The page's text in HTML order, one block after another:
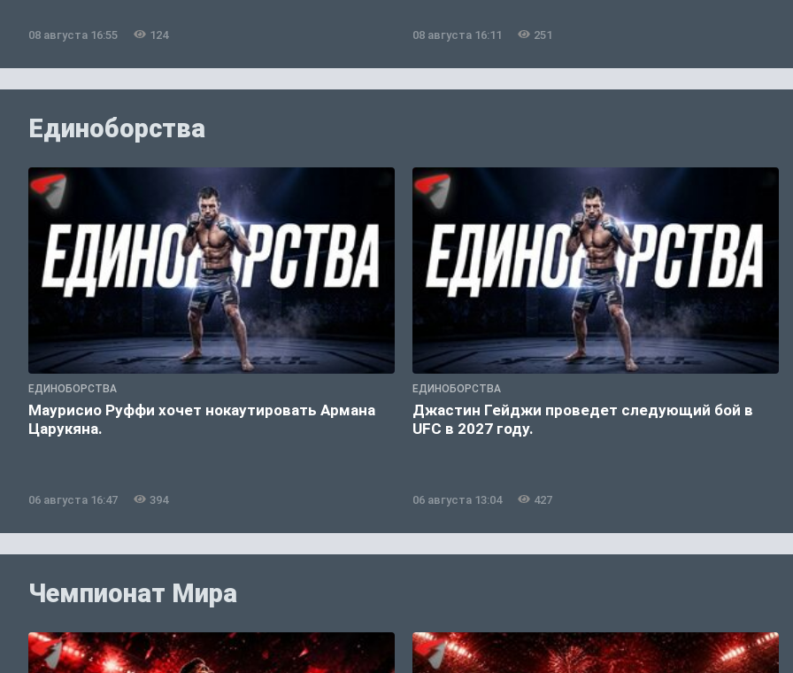
08 августа 16:55 124 08 августа 16:11 251
Единоборства
ЕДИНОБОРСТВА
Маурисио Руффи хочет нокаутировать Армана
Царукяна.
06 августа 16:47 394
ЕДИНОБОРСТВА
Джастин Гейджи проведет следующий бой в
UFC в 2027 году.
06 августа 13:04 427
Чемпионат Мира